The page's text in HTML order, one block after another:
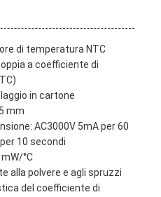
di temperatura NTC
a coefficiente di
in cartone
mm
AC3000V 5mA per 60
10 secondi
°C
alla polvere e agli spruzzi
del coefficiente di